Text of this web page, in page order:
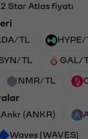
Star Atlas fiyatı
TL HYPE/
TL GAL/
NMR/TL
Ankr (ANKR)
Waves (WAVES)